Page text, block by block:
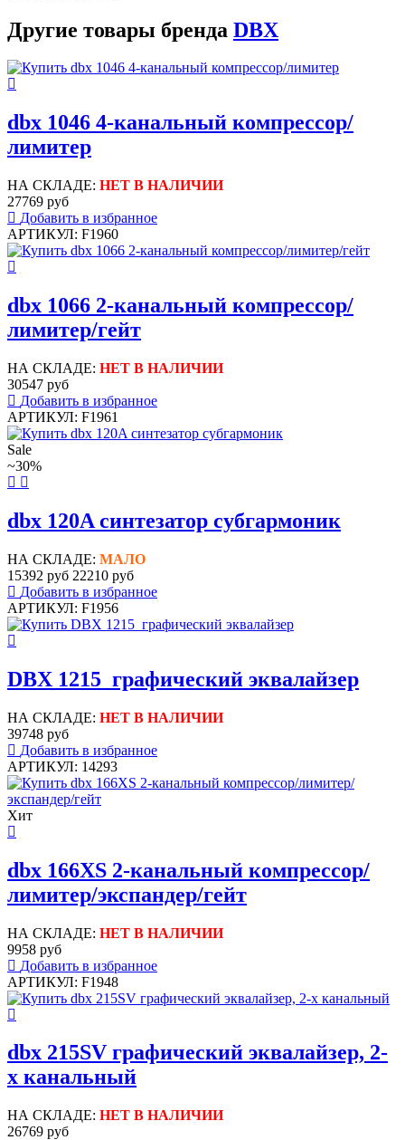
Другие товары бренда DBX
dbx 1046 4-канальный компрессор/
лимитер
НА СКЛАДЕ: НЕТ В НАЛИЧИИ
27769 руб
Добавить в избранное
АРТИКУЛ: F1960
dbx 1066 2-канальный компрессор/
лимитер/гейт
НА СКЛАДЕ: НЕТ В НАЛИЧИИ
30547 руб
Добавить в избранное
АРТИКУЛ: F1961
Sale
~30%
dbx 120A синтезатор субгармоник
НА СКЛАДЕ: МАЛО
15392 руб 22210 руб
Добавить в избранное
АРТИКУЛ: F1956
DBX 1215 графический эквалайзер
НА СКЛАДЕ: НЕТ В НАЛИЧИИ
39748 руб
Добавить в избранное
АРТИКУЛ: 14293
Хит
dbx 166XS 2-канальный компрессор/
лимитер/экспандер/гейт
НА СКЛАДЕ: НЕТ В НАЛИЧИИ
9958 руб
Добавить в избранное
АРТИКУЛ: F1948
dbx 215SV графический эквалайзер, 2-
х канальный
НА СКЛАДЕ: НЕТ В НАЛИЧИИ
26769 руб